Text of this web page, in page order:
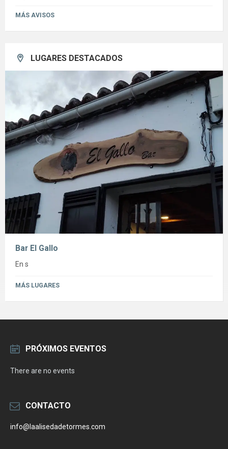
MÁS AVISOS
LUGARES DESTACADOS
Bar El Gallo
En s
MÁS LUGARES
PRÓXIMOS EVENTOS
There are no events
CONTACTO
info@laalisedadetormes.com